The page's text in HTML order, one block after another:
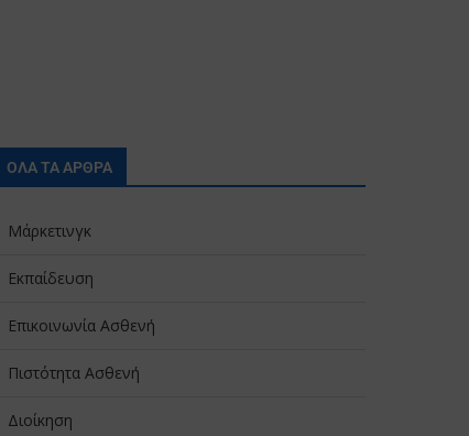
ΟΛΑ ΤΑ ΑΡΘΡΑ
Μάρκετινγκ
Εκπαίδευση
Επικοινωνία Ασθενή
Πιστότητα Ασθενή
Διοίκηση